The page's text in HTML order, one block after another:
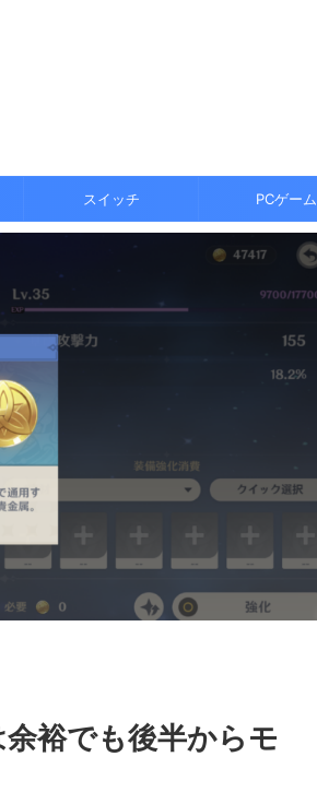
スイッチ PCゲーム
裕でも後半からモ